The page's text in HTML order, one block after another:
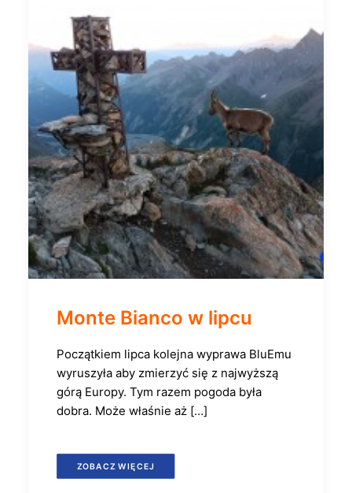
Monte Bianco w lipcu
Początkiem lipca kolejna wyprawa BluEmu
wyruszyła aby zmierzyć się z najwyższą
górą Europy. Tym razem pogoda była
dobra. Może właśnie aż […]
ZOBACZ WIĘCEJ